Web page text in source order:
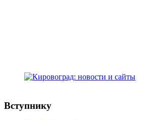
Вступнику